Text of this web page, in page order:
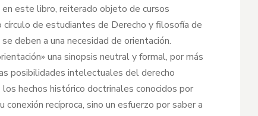
este libro, reiterado objeto de cursos
círculo de estudiantes de Derecho y filosofía de
deben a una necesidad de orientación.
una sinopsis neutral y formal, por más
posibilidades intelectuales del derecho
hechos histórico doctrinales conocidos por
conexión recíproca, sino un esfuerzo por saber a